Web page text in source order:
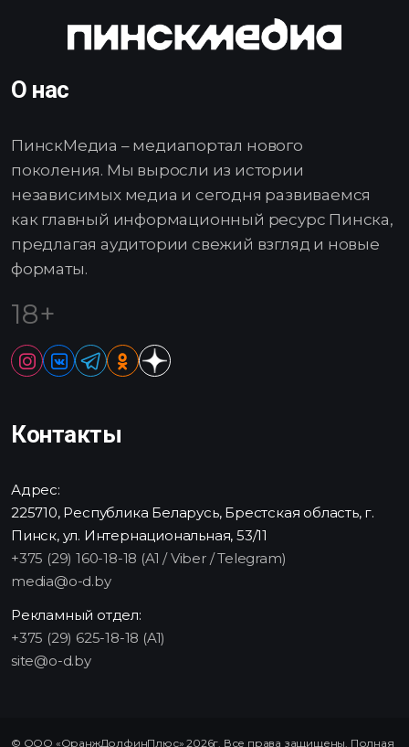
О нас
ПинскМедиа – медиапортал нового
поколения. Мы выросли из истории
независимых медиа и сегодня развиваемся
как главный информационный ресурс Пинска,
предлагая аудитории свежий взгляд и новые
форматы.
18+
Контакты
Адрес:
225710, Республика Беларусь, Брестская область, г.
Пинск, ул. Интернациональная, 53/11
+375 (29) 160-18-18 (A1 / Viber / Telegram)
media@o-d.by
Рекламный отдел:
+375 (29) 625-18-18 (A1)
site@o-d.by
© ООО «ОранжДолфинПлюс» 2026г. Все права защищены. Полная